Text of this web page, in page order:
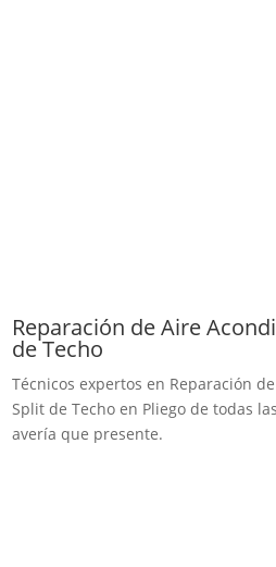
Reparación de Aire
de Techo
Técnicos expertos en Reparación
Split de Techo en Pliego de todas
avería que presente.